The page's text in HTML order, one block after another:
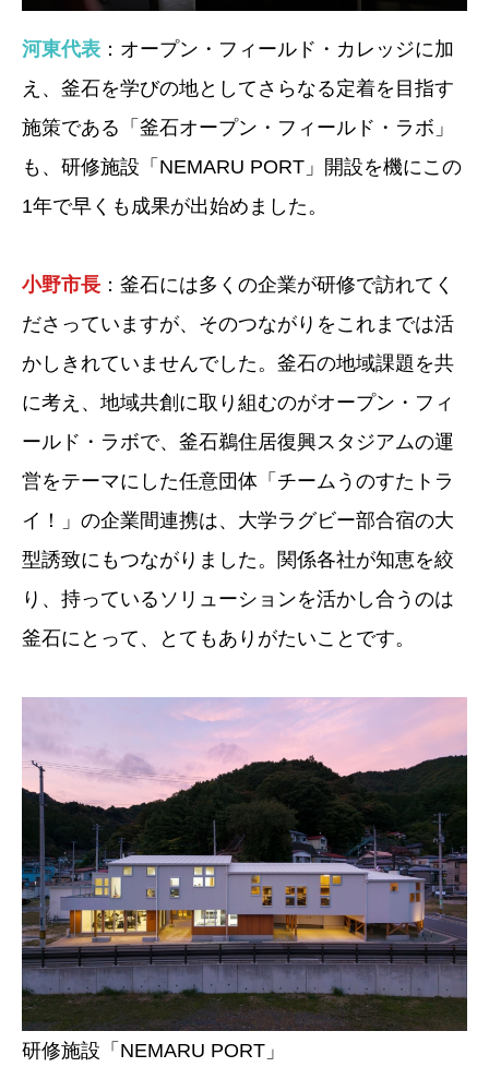
河東代表 ：オープン・フィールド・カレッジに加
え、釜石を学びの地としてさらなる定着を目指す
施策である「釜石オープン・フィールド・ラボ」
も、研修施設「NEMARU PORT」開設を機にこの
1年で早くも成果が出始めました。
小野市長 ：釜石には多くの企業が研修で訪れてく
ださっていますが、そのつながりをこれまでは活
かしきれていませんでした。釜石の地域課題を共
に考え、地域共創に取り組むのがオープン・フィ
ールド・ラボで、釜石鵜住居復興スタジアムの運
営をテーマにした任意団体「チームうのすたトラ
イ！」の企業間連携は、大学ラグビー部合宿の大
型誘致にもつながりました。関係各社が知恵を絞
り、持っているソリューションを活かし合うのは
釜石にとって、とてもありがたいことです。
研修施設「NEMARU PORT」